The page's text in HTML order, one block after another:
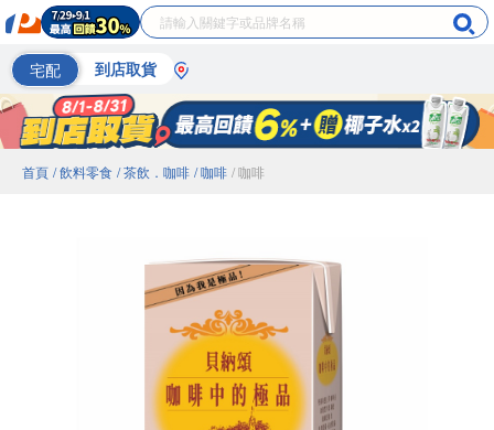
宅配 到店取貨
首頁 / 飲料零食 / 茶飲．咖啡 / 咖啡 / 咖啡